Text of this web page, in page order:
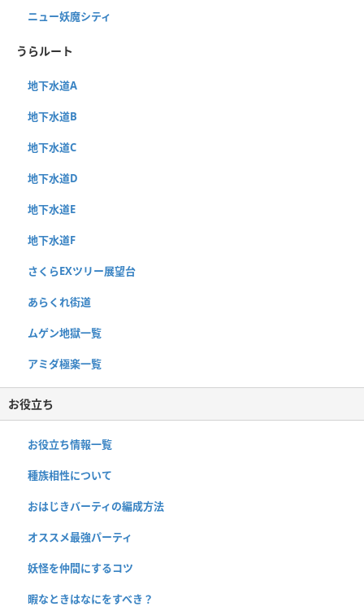
ニュー妖魔シティ
うらルート
地下水道A
地下水道B
地下水道C
地下水道D
地下水道E
地下水道F
さくらEXツリー展望台
あらくれ街道
ムゲン地獄一覧
アミダ極楽一覧
お役立ち
お役立ち情報一覧
種族相性について
おはじきバーティの編成方法
オススメ最強パーティ
妖怪を仲間にするコツ
暇なときはなにをすべき？